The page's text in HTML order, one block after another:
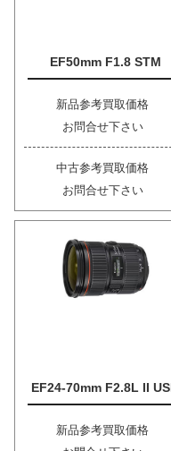
EF50mm F1.8 STM
新品参考買取価格
お問合せ下さい
中古参考買取価格
お問合せ下さい
EF24-70mm F2.8L II
新品参考買取価格